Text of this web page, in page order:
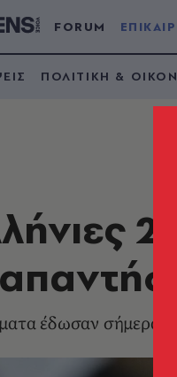
FORUM
ΠΟΛΙΤΙΚΗ &
έδωσαν σήμερα